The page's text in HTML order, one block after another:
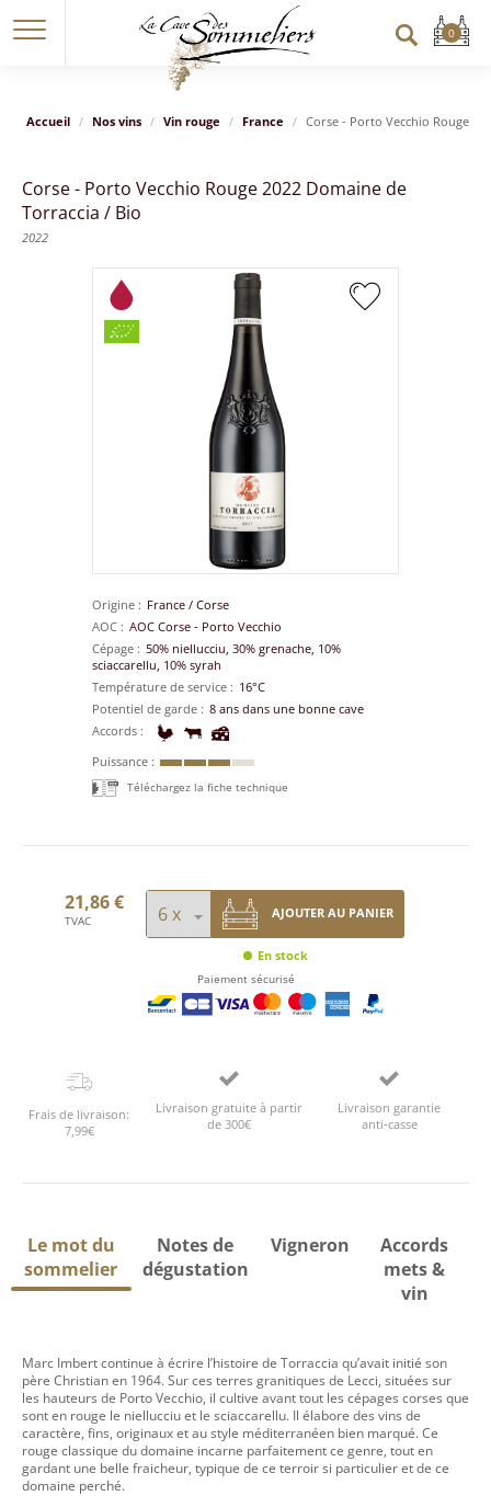
Accueil Nos vins Vin rouge France Corse - Porto Vecchio Rouge
Corse - Porto Vecchio Rouge 2022 Domaine de
Torraccia / Bio
2022
Origine France / Corse
AOC
AOC Corse - Porto Vecchio
Cépage
50% niellucciu, 30% grenache, 10%
sciaccarellu, 10% syrah
Température de service
16°C
Potentiel de garde
8 ans dans une bonne cave
Accords
Puissance
Téléchargez la fiche technique
21,86 €
TVAC
AJOUTER AU PANIER
En stock
Paiement sécurisé
Frais de livraison:
7,99€
Livraison gratuite à partir
de 300€
Livraison garantie
anti-casse
Le mot du
sommelier
Notes de
dégustation
Vigneron
Accords
mets &
vin
Marc Imbert continue à écrire l’histoire de Torraccia qu’avait initié son
père Christian en 1964. Sur ces terres granitiques de Lecci, situées sur
les hauteurs de Porto Vecchio, il cultive avant tout les cépages corses que
sont en rouge le niellucciu et le sciaccarellu. Il élabore des vins de
caractère, fins, originaux et au style méditerranéen bien marqué. Ce
rouge classique du domaine incarne parfaitement ce genre, tout en
gardant une belle fraicheur, typique de ce terroir si particulier et de ce
domaine perché.